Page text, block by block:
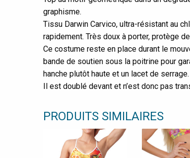
graphisme.
Tissu Darwin Carvico, ultra-résistant au
rapidement. Très doux à porter, protège
Ce costume reste en place durant le
bande de soutien sous la poitrine pour
hanche plutôt haute et un lacet de serrage.
Il est doublé devant et n’est donc pas
PRODUITS SIMILAIRES